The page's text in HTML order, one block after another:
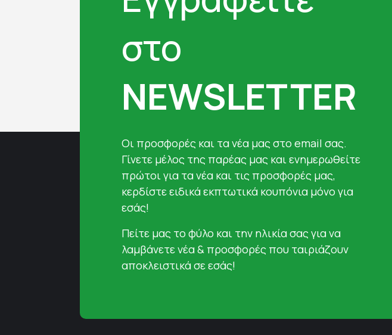
στο
NEWSLETTER
Oι προσφορές και τα νέα μας στο email σας.
Γίνετε μέλος της παρέας μας και ενημερωθείτε
πρώτοι για τα νέα και τις προσφορές μας,
κερδίστε ειδικά εκπτωτικά κουπόνια μόνο για
εσάς!
Πείτε μας το φύλο και την ηλικία σας για να
λαμβάνετε νέα & προσφορές που ταιριάζουν
αποκλειστικά σε εσάς!